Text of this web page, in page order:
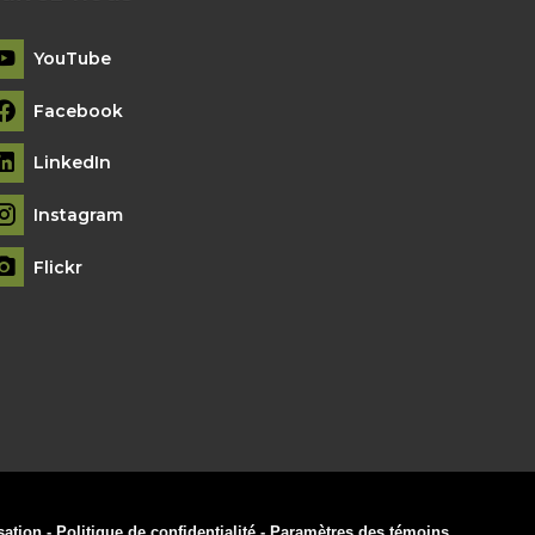
YouTube
Facebook
LinkedIn
Instagram
Flickr